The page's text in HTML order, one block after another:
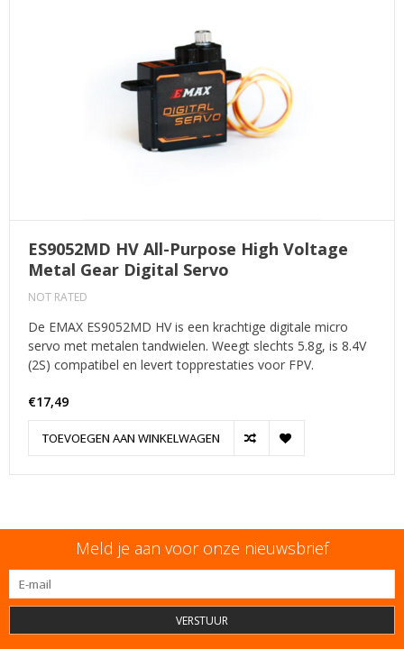
ES9052MD HV All-Purpose High Voltage
Metal Gear Digital Servo
NOT RATED
De EMAX ES9052MD HV is een krachtige digitale micro
servo met metalen tandwielen. Weegt slechts 5.8g, is 8.4V
(2S) compatibel en levert topprestaties voor FPV.
€17,49
TOEVOEGEN AAN WINKELWAGEN
Meld je aan voor onze nieuwsbrief
VERSTUUR